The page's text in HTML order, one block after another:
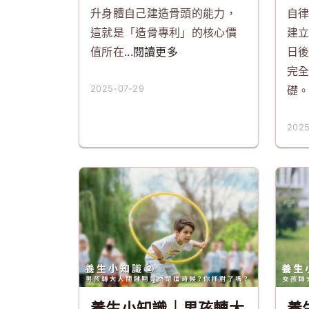
升身體自己建造骨頭的能力，
這就是「造骨專利」的核心價
值所在...閱讀更多
2025-07-29
自
建
日
完
礎。